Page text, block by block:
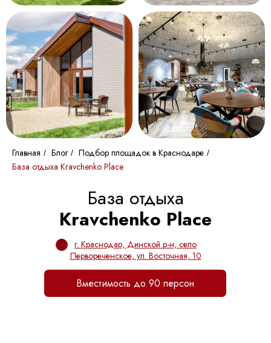
Главная / Блог / Подбор площадок в Краснодаре /
База отдыха Kravchenko Place
База отдыха
Kravchenko Place
г. Краснодар, Динской р-н, село
Первореченское, ул. Восточная, 10
Вместимость до 90 персон